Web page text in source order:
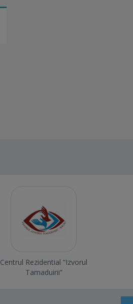
Centrul Rezidential “Izvorul
Tamaduirii”